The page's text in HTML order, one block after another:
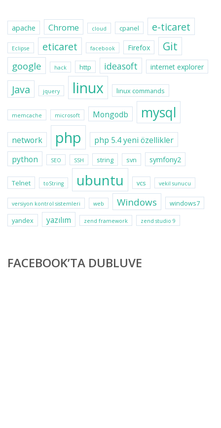
apache Chrome cloud cpanel e-ticaret
Eclipse eticaret facebook Firefox Git
google hack http ideasoft internet explorer
Java jquery linux linux commands
memcache microsoft Mongodb mysql
network php
php 5.4 yeni özellikler
python
SEO SSH string svn symfony2
Telnet toString ubuntu vcs vekil sunucu
versiyon kontrol sistemleri web Windows
windows7
yandex
yazılım zend framework zend studio 9
FACEBOOK’TA DUBLUVE